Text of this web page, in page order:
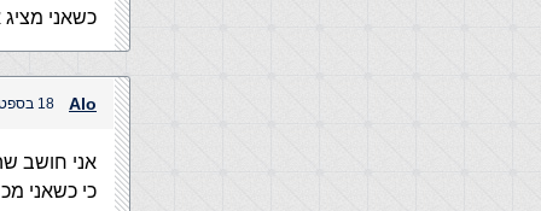
כשאני
Alo 18 בספטמבר, 2004 בשעה 2:43 pm
אני חושב
כי כשאני